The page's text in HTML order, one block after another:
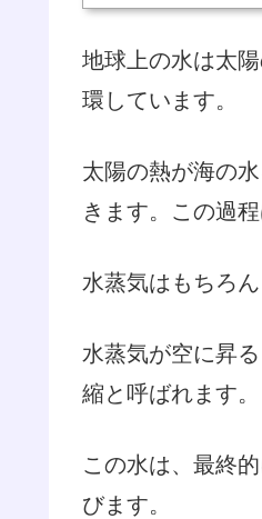
地球上の水は太
環しています。
太陽の熱が海の
きます。この過
水蒸気はもちろ
水蒸気が空に昇
縮と呼ばれます。
この水は、最終
びます。